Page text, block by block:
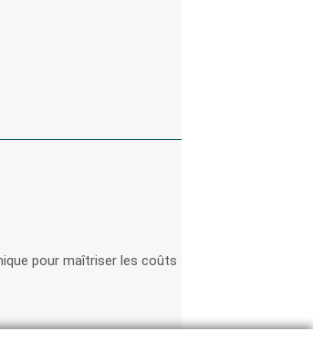
pour maîtriser les coûts